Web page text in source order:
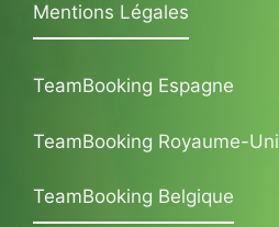
Mentions Légales
TeamBooking Espagne
TeamBooking Royaume-Uni
TeamBooking Belgique